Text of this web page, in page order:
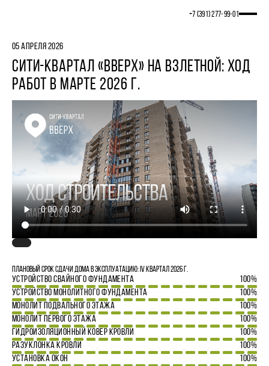
+7 (391) 277‒99‒01
05 АПРЕЛЯ 2026
СИТИ-КВАРТАЛ «ВВЕРХ» НА ВЗЛЕТНОЙ: ХОД
РАБОТ В МАРТЕ 2026 Г.
Плановый срок сдачи дома в эксплуатацию: IV квартал 2026 г.
УСТРОЙСТВО СВАЙНОГО ФУНДАМЕНТА
100%
УСТРОЙСТВО МОНОЛИТНОГО ФУНДАМЕНТА
100%
МОНОЛИТ ПОДВАЛЬНОГО ЭТАЖА
100%
МОНОЛИТ ПЕРВОГО ЭТАЖА
100%
ГИДРОИЗОЛЯЦИОННЫЙ КОВЕР КРОВЛИ
100%
РАЗУКЛОНКА КРОВЛИ
100%
УСТАНОВКА ОКОН
100%